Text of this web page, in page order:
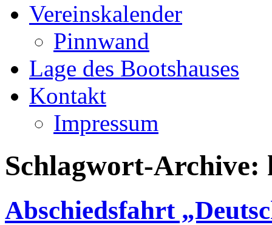
Vereinskalender
Pinnwand
Lage des Bootshauses
Kontakt
Impressum
Schlagwort-Archive:
Abschiedsfahrt